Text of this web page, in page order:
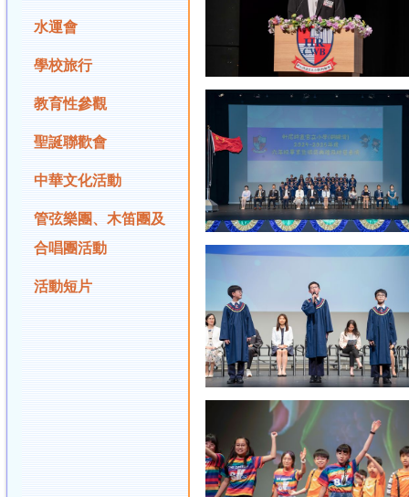
水運會
學校旅行
教育性參觀
聖誕聯歡會
中華文化活動
管弦樂團、木笛團及
合唱團活動
活動短片